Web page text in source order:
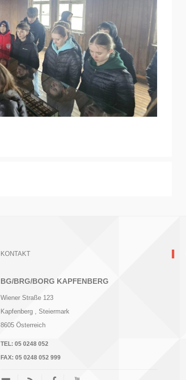
KONTAKT
BG/BRG/BORG KAPFENBERG
Wiener Straße 123
Kapfenberg , Steiermark
8605 Österreich
TEL: 05 0248 052
FAX: 05 0248 052 999